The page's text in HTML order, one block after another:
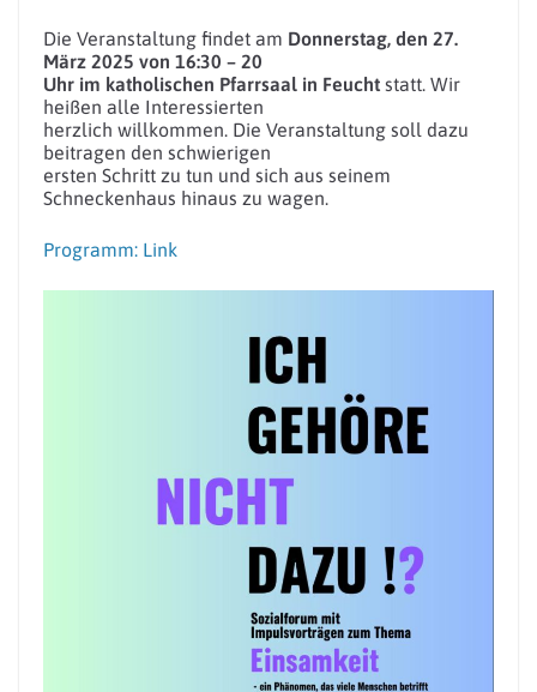
Die Veranstaltung findet am Donnerstag, den 27.
März 2025 von 16:30 – 20
Uhr im katholischen Pfarrsaal in Feucht statt. Wir
heißen alle Interessierten
herzlich willkommen. Die Veranstaltung soll dazu
beitragen den schwierigen
ersten Schritt zu tun und sich aus seinem
Schneckenhaus hinaus zu wagen.
Programm: Link